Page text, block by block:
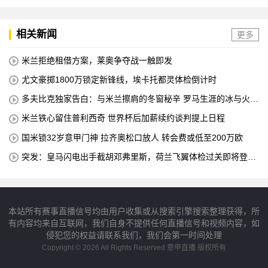
相关新闻 更多
米兰拒绝租借方案，莱奥争夺战一触即发
尤文豪掷1800万锁定新锋线，埃卡托都灵体检倒计时
多夫比克独家告白：与米兰擦肩的冬窗秘辛 罗马生涯的冰与火之
米兰铁心留住普利西奇 世界杯后加薪续约谈判提上日程
国米锁32岁意甲门神 拉齐奥松口放人 转会费或低至200万欧
突发：皇马闪电出手截胡邓弗里斯，荷兰飞翼体检过关即将登陆
本站所有赛事直播信号均由用户收集或从搜索引擎搜索整理获得，所
有内容均来自互联网，我们自身不提供任何直播信号和视频内容，如
侵犯您的权益请联系我们，我们会第一时间处理
Copyright © 2026 All Rights Reserved 意甲直播 版权所有